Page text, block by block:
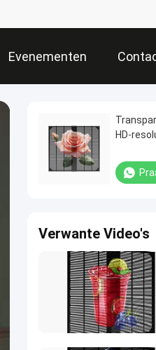
Evenementen
HD-
winkelen
Verwante Video's